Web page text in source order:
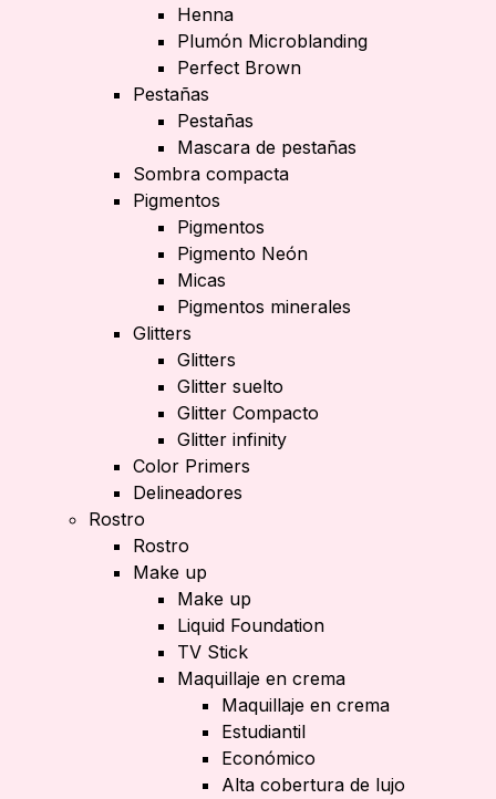
Henna
Plumón Microblanding
Perfect Brown
Pestañas
Pestañas
Mascara de pestañas
Sombra compacta
Pigmentos
Pigmentos
Pigmento Neón
Micas
Pigmentos minerales
Glitters
Glitters
Glitter suelto
Glitter Compacto
Glitter infinity
Color Primers
Delineadores
Rostro
Rostro
Make up
Make up
Liquid Foundation
TV Stick
Maquillaje en crema
Maquillaje en crema
Estudiantil
Económico
Alta cobertura de lujo